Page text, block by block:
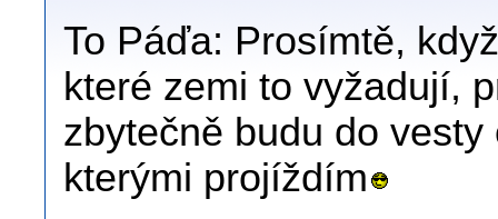
To Páďa: Prosímtě,
které zemi to vyžadují,
zbytečně budu do
kterými projíždím